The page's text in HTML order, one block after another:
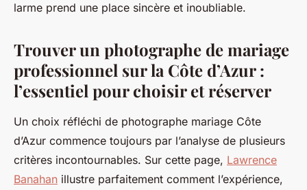
larme prend une place sincère et inoubliable.
Trouver un photographe de mariage
professionnel sur la Côte d’Azur :
l’essentiel pour choisir et réserver
Un choix réfléchi de photographe mariage Côte
d’Azur commence toujours par l’analyse de plusieurs
critères incontournables. Sur cette page, Lawrence
Banahan illustre parfaitement comment l’expérience,